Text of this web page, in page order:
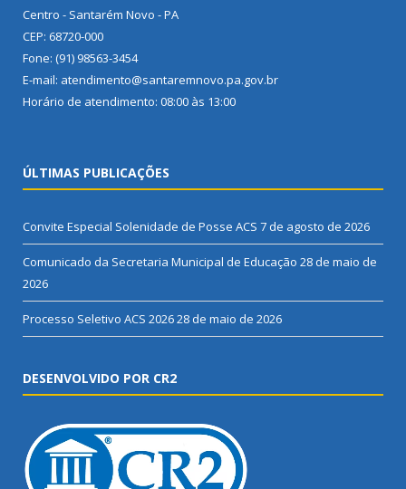
Centro - Santarém Novo - PA
CEP: 68720-000
Fone: (91) 98563-3454
E-mail: atendimento@santaremnovo.pa.gov.br
Horário de atendimento: 08:00 às 13:00
ÚLTIMAS PUBLICAÇÕES
Convite Especial Solenidade de Posse ACS 7 de agosto de 2026
Comunicado da Secretaria Municipal de Educação 28 de maio de
2026
Processo Seletivo ACS 202628 de maio de 2026
DESENVOLVIDO POR CR2